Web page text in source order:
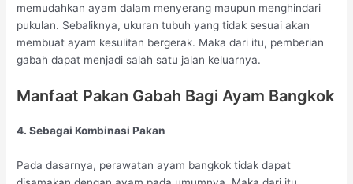
memudahkan ayam dalam menyerang maupun menghindari
pukulan. Sebaliknya, ukuran tubuh yang tidak sesuai akan
membuat ayam kesulitan bergerak. Maka dari itu, pemberian
gabah dapat menjadi salah satu jalan keluarnya.
Manfaat Pakan Gabah Bagi Ayam Bangkok
4. Sebagai Kombinasi Pakan
Pada dasarnya, perawatan ayam bangkok tidak dapat